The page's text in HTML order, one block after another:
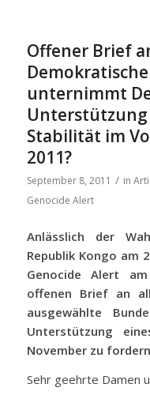
Offener Brief
unternimmt
Stabilität im
2011?
September 8, 2011 / in
Genocide Alert
Anlässlich der
Republik Kongo am
Genocide Alert
offenen Brief an
ausgewählte
Unterstützung
November zu
Sehr geehrte Damen